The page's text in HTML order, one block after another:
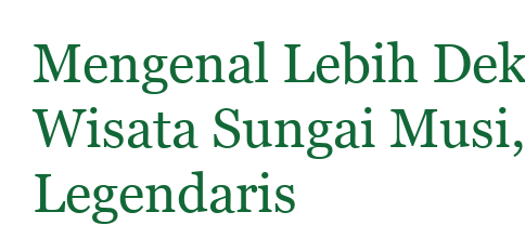
Mengenal Lebih
Wisata Sungai
Legendaris